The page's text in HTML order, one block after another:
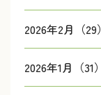
2026年2月（29）
2026年1月（31）